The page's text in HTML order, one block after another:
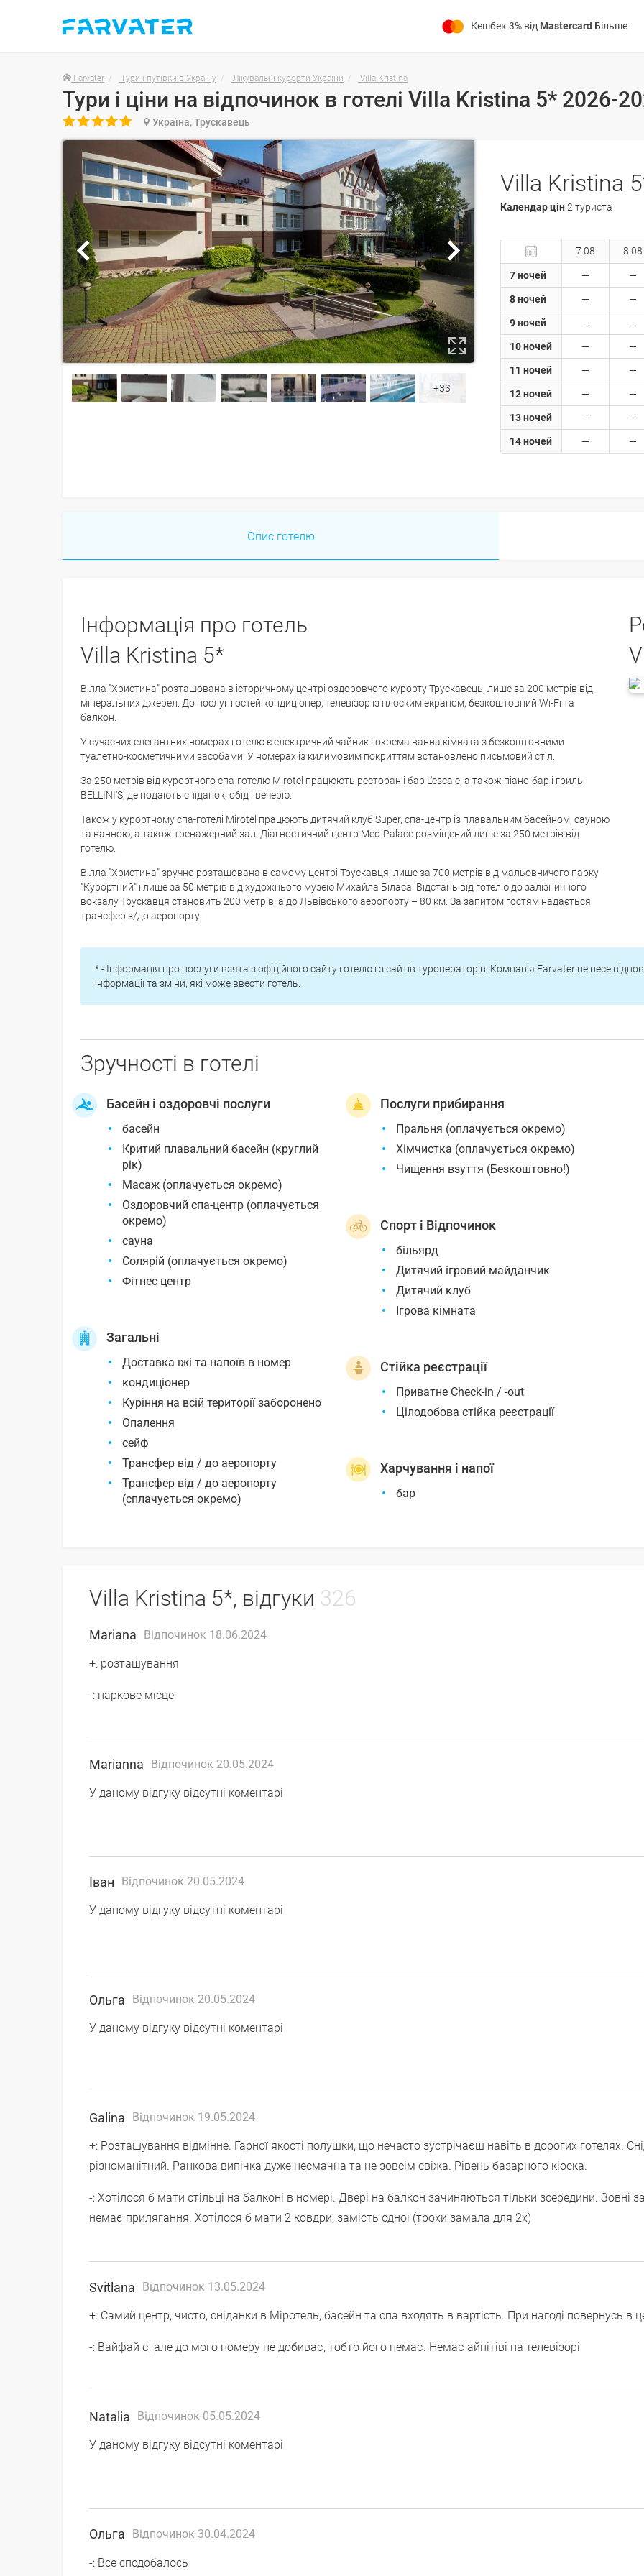
Кешбек 3% від Mastercard Більше
Farvater Тури і путівки в Україну Лікувальні курорти України Villa Kristina
Тури і ціни на відпочинок в готелі Villa Kristina 5* 2026-
 Україна, Трускавець
+33
Villa Kristina
Календар цін2 туриста
7 ночей
8 ночей
9 ночей
10 ночей
11 ночей
12 ночей
13 ночей
14 ночей
7.08 8.08
Опис готелю
Інформація про готель
Villa Kristina 5*
Вілла "Христина" розташована в історичному центрі оздоровчого курорту Трускавець, лише за 200 метрів від
мінеральних джерел. До послуг гостей кондиціонер, телевізор із плоским екраном, безкоштовний Wi-Fi та
балкон.
У сучасних елегантних номерах готелю є електричний чайник і окрема ванна кімната з безкоштовними
туалетно-косметичними засобами. У номерах із килимовим покриттям встановлено письмовий стіл.
За 250 метрів від курортного спа-готелю Mirotel працюють ресторан і бар L'escale, а також піано-бар і гриль
BELLINI'S, де подають сніданок, обід і вечерю.
Також у курортному спа-готелі Mirotel працюють дитячий клуб Super, спа-центр із плавальним басейном, сауною
та ванною, а також тренажерний зал. Діагностичний центр Med-Palace розміщений лише за 250 метрів від
готелю.
Вілла "Христина" зручно розташована в самому центрі Трускавця, лише за 700 метрів від мальовничого парку
"Курортний" і лише за 50 метрів від художнього музею Михайла Біласа. Відстань від готелю до залізничного
вокзалу Трускавця становить 200 метрів, а до Львівського аеропорту – 80 км. За запитом гостям надається
трансфер з/до аеропорту.
* - Інформація про послуги взята з офіційного сайту готелю і з сайтів туроператорів. Компанія Farvater не несе
інформації та зміни, які може ввести готель.
Зручності в готелі
Басейн і оздоровчі послуги
басейн
Критий плавальний басейн (круглий
рік)
Масаж (оплачується окремо)
Оздоровчий спа-центр (оплачується
окремо)
сауна
Солярій (оплачується окремо)
Фітнес центр
Загальні
Доставка їжі та напоїв в номер
кондиціонер
Куріння на всій території заборонено
Опалення
сейф
Трансфер від / до аеропорту
Трансфер від / до аеропорту
(сплачується окремо)
Послуги прибирання
Пральня (оплачується окремо)
Хімчистка (оплачується окремо)
Чищення взуття (Безкоштовно!)
Спорт і Відпочинок
більярд
Дитячий ігровий майданчик
Дитячий клуб
Ігрова кімната
Стійка реєстрації
Приватне Check-in / -out
Цілодобова стійка реєстрації
Харчування і напої
бар
Villa Kristina 5*, відгуки 326
Mariana Відпочинок 18.06.2024
+: розташування
-: паркове місце
Marianna Відпочинок 20.05.2024
У даному відгуку відсутні коментарі
Іван Відпочинок 20.05.2024
У даному відгуку відсутні коментарі
Ольга Відпочинок 20.05.2024
У даному відгуку відсутні коментарі
Galina Відпочинок 19.05.2024
+: Розташування відмінне. Гарної якості полушки, що нечасто зустрічаєш навіть в дорогих готелях.
різноманітний. Ранкова випічка дуже несмачна та не зовсім свіжа. Рівень базарного кіоска.
-: Хотілося б мати стільці на балконі в номері. Двері на балкон зачиняються тільки зсередини. Зовні
немає прилягання. Хотілося б мати 2 ковдри, замість одної (трохи замала для 2х)
Svitlana Відпочинок 13.05.2024
+: Самий центр, чисто, сніданки в Міротель, басейн та спа входять в вартість. При нагоді повернусь в
-: Вайфай є, але до мого номеру не добиває, тобто його немає. Немає айпітіві на телевізорі
Natalia Відпочинок 05.05.2024
У даному відгуку відсутні коментарі
Ольга Відпочинок 30.04.2024
-: Все сподобалось